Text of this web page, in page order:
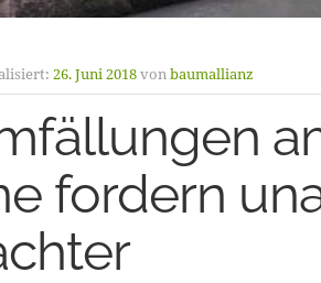
26. Juni 2018vonbaumallianz
fordern